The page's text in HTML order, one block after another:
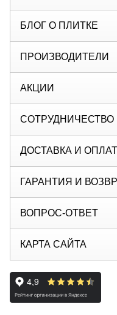
БЛОГ О ПЛИТКЕ
ПРОИЗВОДИТЕЛИ
АКЦИИ
СОТРУДНИЧЕСТВО
ДОСТАВКА И
ГАРАНТИЯ И
ВОПРОС-ОТВЕТ
КАРТА САЙТА